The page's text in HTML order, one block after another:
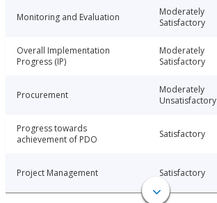
Monitoring and Evaluation
Moderately
Satisfactory
Overall Implementation
Progress (IP)
Moderately
Satisfactory
Procurement
Moderately
Unsatisfactory
Progress towards
achievement of PDO
Satisfactory
Project Management Satisfactory